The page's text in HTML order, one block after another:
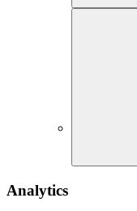
Analytics